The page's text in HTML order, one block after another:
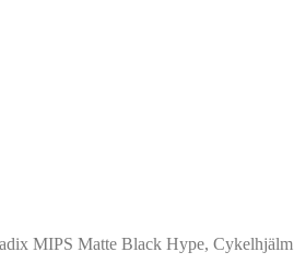
MIPS Matte Black Hype, Cykelhjälm